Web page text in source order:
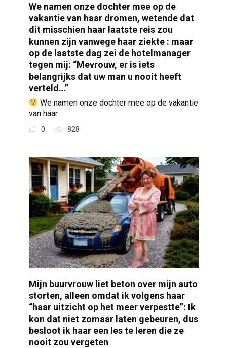
We namen onze dochter mee op de
vakantie van haar dromen, wetende dat
dit misschien haar laatste reis zou
kunnen zijn vanwege haar ziekte : maar
op de laatste dag zei de hotelmanager
tegen mij: “Mevrouw, er is iets
belangrijks dat uw man u nooit heeft
verteld…”
We namen onze dochter mee op de vakantie
van haar
0 828
Mijn buurvrouw liet beton over mijn auto
storten, alleen omdat ik volgens haar
“haar uitzicht op het meer verpestte”: Ik
kon dat niet zomaar laten gebeuren, dus
besloot ik haar een les te leren die ze
nooit zou vergeten